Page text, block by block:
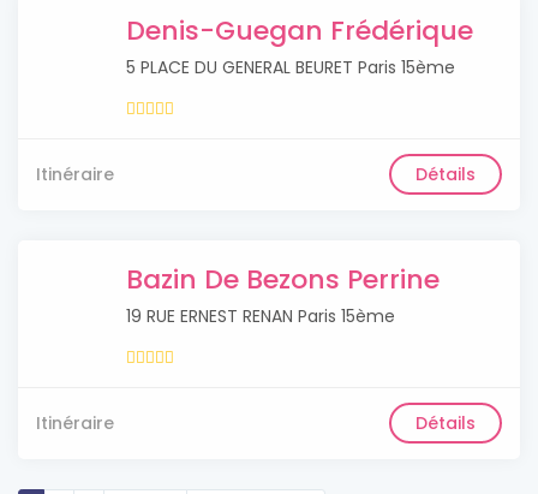
Denis-Guegan Frédérique
5 PLACE DU GENERAL BEURET Paris 15ème
Itinéraire Détails
Bazin De Bezons Perrine
19 RUE ERNEST RENAN Paris 15ème
Itinéraire Détails